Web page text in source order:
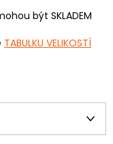
být SKLADEM
TABULKU VELIKOSTÍ